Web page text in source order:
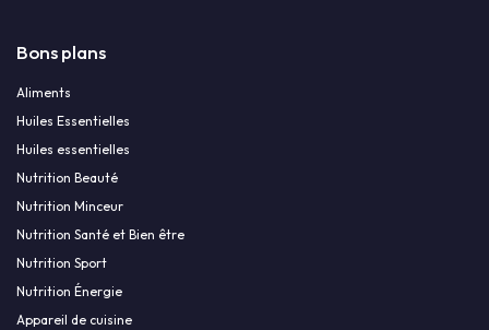
Bons plans
Aliments
Huiles Essentielles
Huiles essentielles
Nutrition Beauté
Nutrition Minceur
Nutrition Santé et Bien être
Nutrition Sport
Nutrition Énergie
Appareil de cuisine